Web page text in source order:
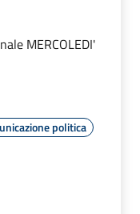
MERCOLEDI'
politica